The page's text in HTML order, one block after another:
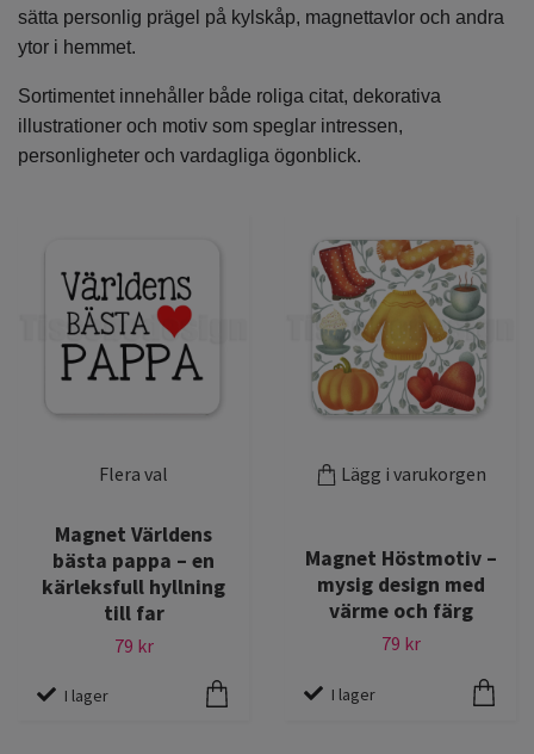
sätta personlig prägel på kylskåp, magnettavlor och andra
ytor i hemmet.
Sortimentet innehåller både roliga citat, dekorativa
illustrationer och motiv som speglar intressen,
personligheter och vardagliga ögonblick.
Flera val
Magnet Världens
bästa pappa – en
kärleksfull hyllning
till far
79 kr
I lager
Lägg i varukorgen
Magnet Höstmotiv –
mysig design med
värme och färg
79 kr
I lager